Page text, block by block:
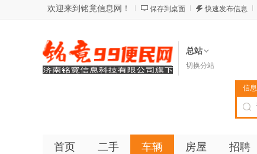
欢迎来到铭竟信息网！ 保存到桌面 快速发布信息
总站
切换分站
信息
首页 二手 车辆 房屋 招聘